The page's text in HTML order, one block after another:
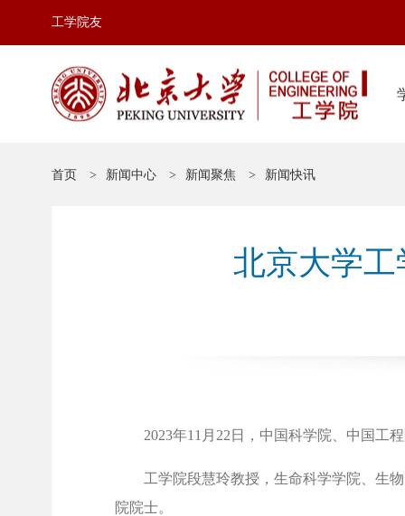
工学院友
首页 新闻中心 新闻聚焦 新闻快讯
北京大学
2023年11月22日，中国科学院、中国工
工学院段慧玲教授，生命科学学院、生
院院士。